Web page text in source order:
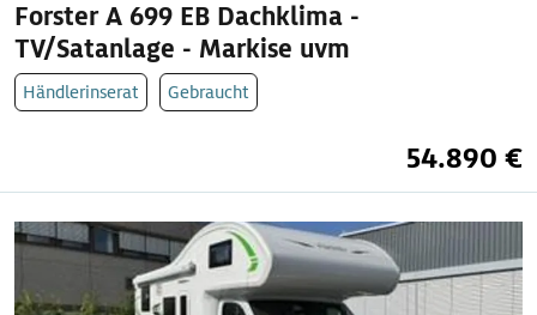
Forster A 699 EB Dachklima -
TV/Satanlage - Markise uvm
Händlerinserat Gebraucht
54.890 €